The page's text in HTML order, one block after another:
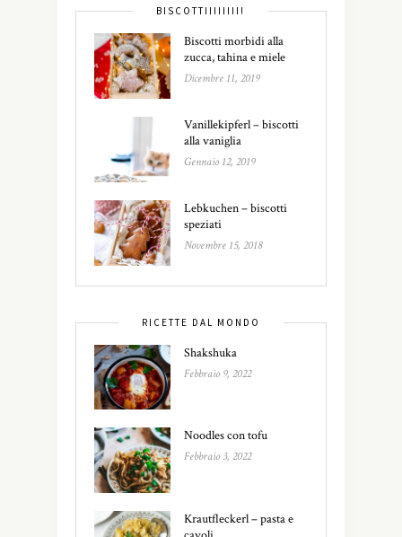
BISCOTTIIIIIIII!
Biscotti morbidi alla
zucca, tahina e miele
Dicembre 11, 2019
Vanillekipferl – biscotti
alla vaniglia
Gennaio 12, 2019
Lebkuchen – biscotti
speziati
Novembre 15, 2018
RICETTE DAL MONDO
Shakshuka
Febbraio 9, 2022
Noodles con tofu
Febbraio 3, 2022
Krautfleckerl – pasta e